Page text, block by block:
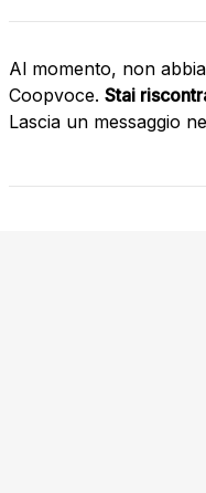
Al momento, non
Coopvoce. Stai
Lascia un messaggio